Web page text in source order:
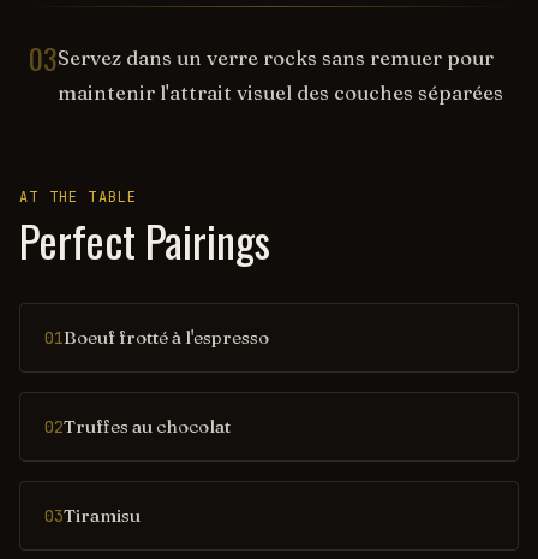
03Servez dans un verre rocks sans remuer pour
maintenir l'attrait visuel des couches séparées
AT THE TABLE
Perfect Pairings
01Boeuf frotté à l'espresso
02Truffes au chocolat
03Tiramisu